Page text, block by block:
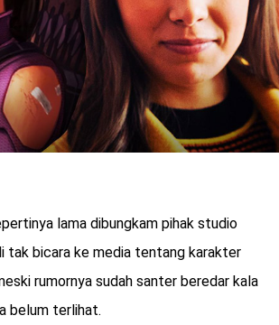
lama dibungkam pihak studio
tak bicara ke media tentang karakter
rumornya sudah santer beredar kala
belum terlihat.